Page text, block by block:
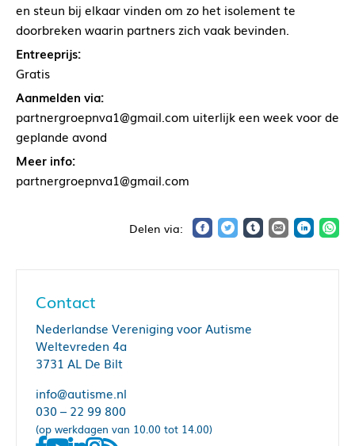
en steun bij elkaar vinden om zo het isolement te
doorbreken waarin partners zich vaak bevinden.
Entreeprijs:
Gratis
Aanmelden via:
partnergroepnva1@gmail.com uiterlijk een week voor de
geplande avond
Meer info:
partnergroepnva1@gmail.com
Contact
Nederlandse Vereniging voor Autisme
Weltevreden 4a
3731 AL De Bilt
info@autisme.nl
030 – 22 99 800
(op werkdagen van 10.00 tot 14.00)